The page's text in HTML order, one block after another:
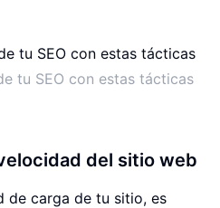
tu SEO con estas tácticas
del sitio web
de carga de tu sitio, es